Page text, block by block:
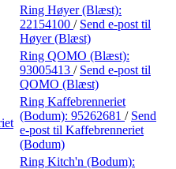
Ring Høyer (Blæst):
22154100 / Send e-post til
Høyer (Blæst)
Ring QOMO (Blæst):
93005413 / Send e-post til
QOMO (Blæst)
Ring Kaffebrenneriet
(Bodum): 95262681 / Send
e-post til Kaffebrenneriet
(Bodum)
Ring Kitch'n (Bodum):